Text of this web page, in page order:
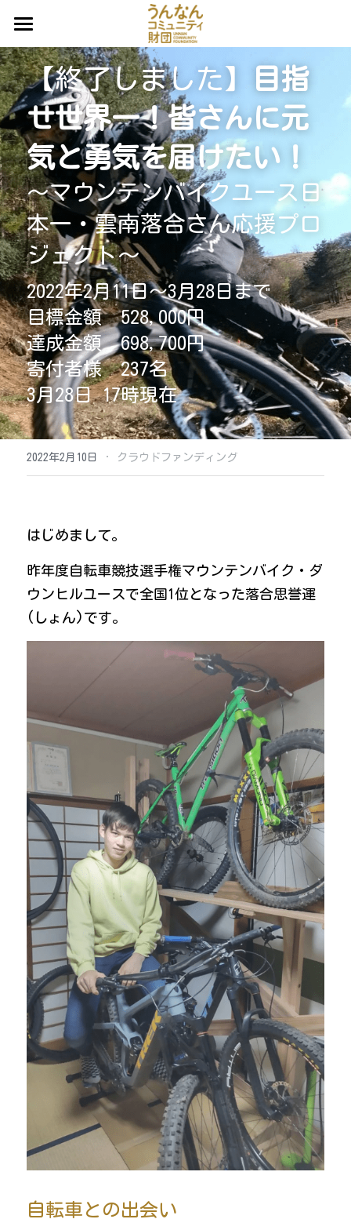
ホーム
プロジェクト一覧
寄付募集中のプロジェクト（みんなでカン
パ）
不動産等資源活用事業
調査研究事業
（公募中）UnnanU-25基金助成事業
（公募中）こらまたなんだら基金助成事業
（公募終了）休眠預金等活用事業
（公募終了）ゼロウェイスト基金
（公募終了）たたらの里山クリエイター助
成プログラム
うんなんローカルマニュフェスト＆ローカ
リストプログラム
うんコミュだより
団体概要
事業一覧
ご寄付
ご寄付
不動産のご寄付
遺贈寄付
お問い合わせ
検索
【終了しました】
目指
せ世界一！皆さんに元
気と勇気を届けたい！
〜マウンテンバイクユース日
本一・雲南落合さん応援プロ
ジェクト〜
2022年2月11日〜3月28日まで
目標金額　528,000円
達成金額　698,700円
寄付者様　237名
3月28日 17時現在
2022年2月10日 · クラウドファンディング
はじめまして。
昨年度自転車競技選手権マウンテンバイク・ダ
ウンヒルユースで全国1位となった落合思誉運
(しょん)です。
自転車との出会い